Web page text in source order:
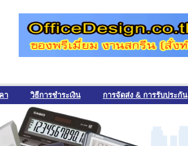
า วิธีการชำระเงิน การจัดส่ง & การรับประกัน